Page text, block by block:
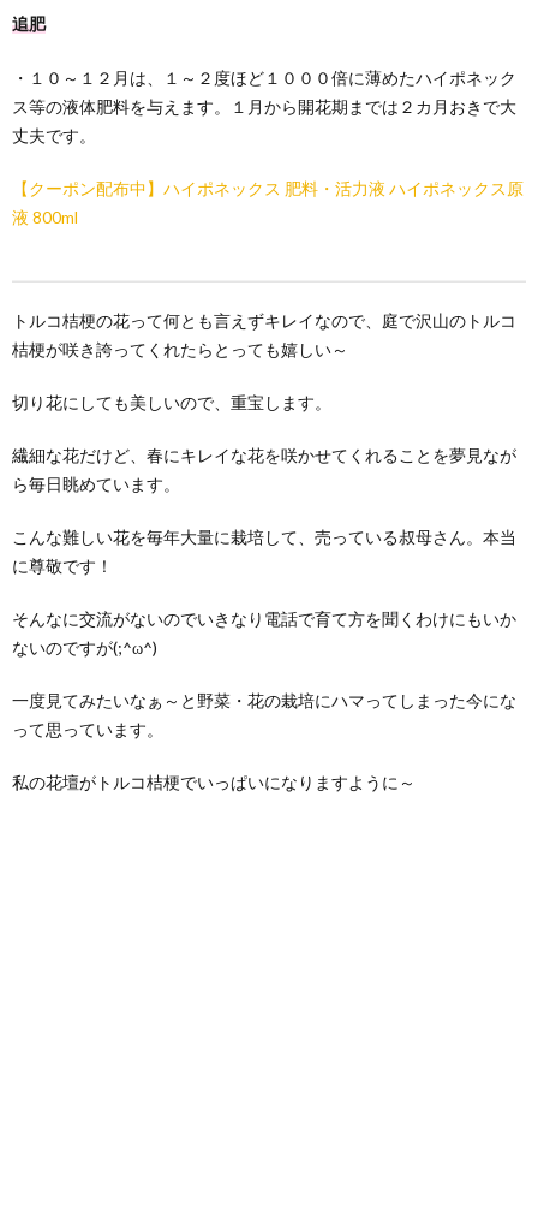
追肥
・１０～１２月は、１～２度ほど１０００倍に薄めたハイポネック
ス等の液体肥料を与えます。１月から開花期までは２カ月おきで大
丈夫です。
【クーポン配布中】ハイポネックス 肥料・活力液 ハイポネックス原
液 800ml
トルコ桔梗の花って何とも言えずキレイなので、庭で沢山のトルコ
桔梗が咲き誇ってくれたらとっても嬉しい～
切り花にしても美しいので、重宝します。
繊細な花だけど、春にキレイな花を咲かせてくれることを夢見なが
ら毎日眺めています。
こんな難しい花を毎年大量に栽培して、売っている叔母さん。本当
に尊敬です！
そんなに交流がないのでいきなり電話で育て方を聞くわけにもいか
ないのですが(;^ω^)
一度見てみたいなぁ～と野菜・花の栽培にハマってしまった今にな
って思っています。
私の花壇がトルコ桔梗でいっぱいになりますように～